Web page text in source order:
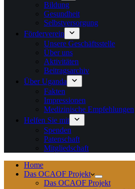
Bildung
Gesundheit
Selbstversorgung
Förderverein
Unsere Geschäftsstelle
Über uns
Aktivitäten
Beitragsarchiv
Über Uganda
Fakten
Impressionen
Medizinische Empfehlungen
Helfen Sie mit
Spenden
Patenschaft
Mitgliedschaft
Home
Das OCAOF Projekt
Das OCAOF Projekt